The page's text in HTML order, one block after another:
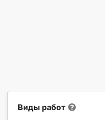
Виды работ